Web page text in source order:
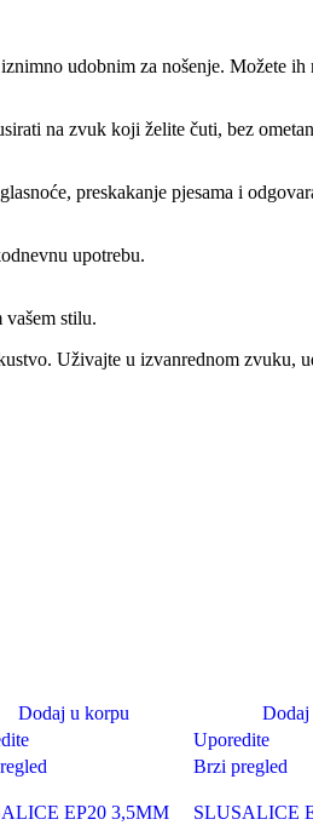
udobnim za nošenje. Možete ih
na zvuk koji želite čuti, bez
preskakanje pjesama i
upotrebu.
stilu.
Uživajte u izvanrednom zvuku,
Dodaj u korpu
EP20 3,5MM
Dodaj
Uporedite
Brzi pregled
SLUSALICE